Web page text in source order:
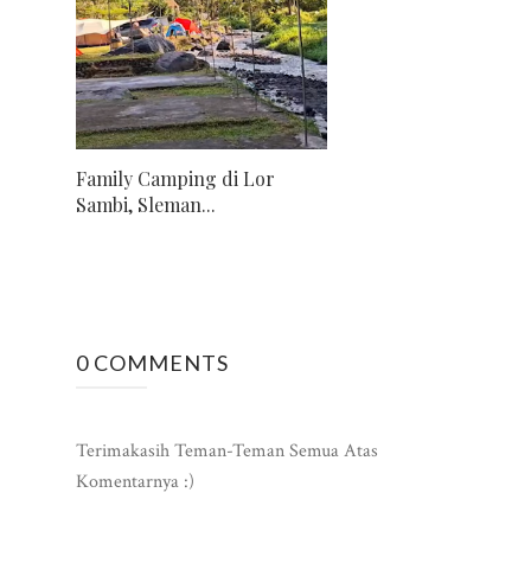
Family Camping di Lor
Sambi, Sleman...
0 COMMENTS
Terimakasih Teman-Teman Semua Atas
Komentarnya :)